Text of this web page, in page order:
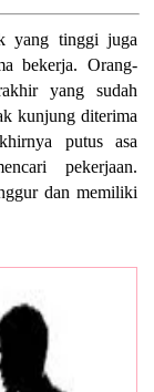
yang tinggi juga
bekerja. Orang-
yang sudah
kunjung diterima
putus asa
pekerjaan.
dan memiliki